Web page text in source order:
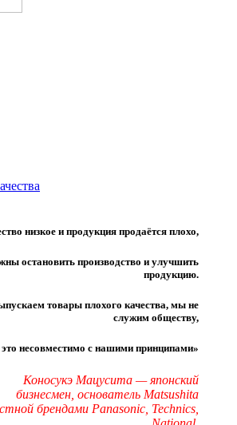
низкое и продукция продаётся плохо,
остановить производство и улучшить
продукцию.
товары плохого качества, мы не
служим обществу,
это несовместимо с нашими принципами»
Мацусита — японский
бизнесмен, основатель Matsushita
брендами Panasonic, Technics,